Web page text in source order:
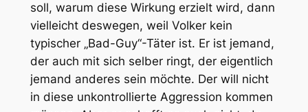
soll, warum diese Wirkung erzielt wird, dann
vielleicht deswegen, weil Volker kein
typischer „Bad-Guy“-Täter ist. Er ist jemand,
der auch mit sich selber ringt, der eigentlich
jemand anderes sein möchte. Der will nicht
in diese unkontrollierte Aggression kommen